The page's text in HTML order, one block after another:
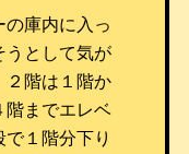
の庫内に入っ
うとして気が
２階は１階か
階までエレベ
１階分下り